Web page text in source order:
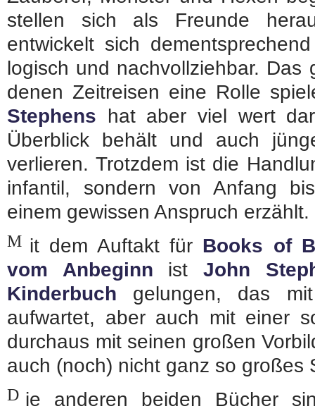
stellen sich als Freunde
entwickelt sich
logisch und nachvollziehbar.
denen Zeitreisen eine Rolle
Stephens hat aber viel wert
Überblick behält und auch
verlieren. Trotzdem ist die
infantil, sondern von Anfang
einem gewissen Anspruch erzählt.
M it dem Auftakt für Books of
vom Anbeginn istJohn
Kinderbuch gelungen, das
aufwartet, aber auch mit einer
durchaus mit seinen großen
auch (noch) nicht ganz so großes
D ie anderen beiden Bücher